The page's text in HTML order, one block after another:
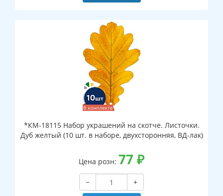
*КМ-18115 Набор украшений на скотче. Листочки.
Дуб желтый (10 шт. в наборе, двухсторонняя, ВД-лак)
Цена розн: 77 ₽
−
+